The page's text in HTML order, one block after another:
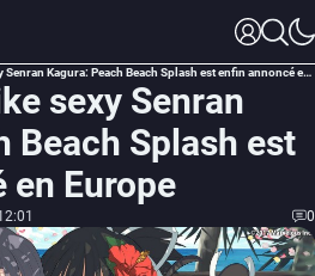
Le Splatoon-like sexy Senran Kagura: Peach Beach Splash est enfin annoncé en Europe
sexy Senran
Beach Splash est
en Europe
0